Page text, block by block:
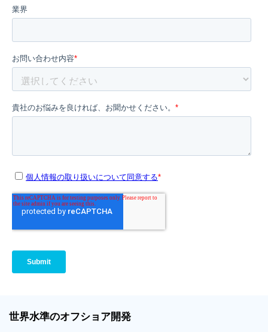
世界水準のオフショア開発